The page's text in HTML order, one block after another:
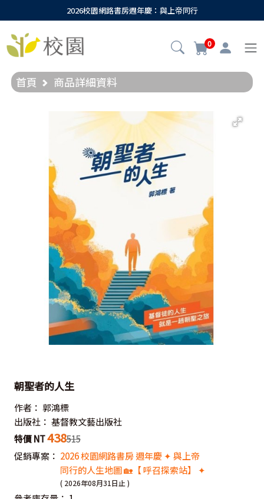
2026校園網路書房週年慶：與上帝同行
0
首頁 商品詳細資料
朝聖者的人生
作者： 郭鴻標
出版社： 基督教文藝出版社
特價 NT438515
促銷專案： 2026 校園網路書房 週年慶 ✦ 與上帝
同行的人生地圖 🏡【 呼召探索站】 ✦
( 2026年08月31日止 )